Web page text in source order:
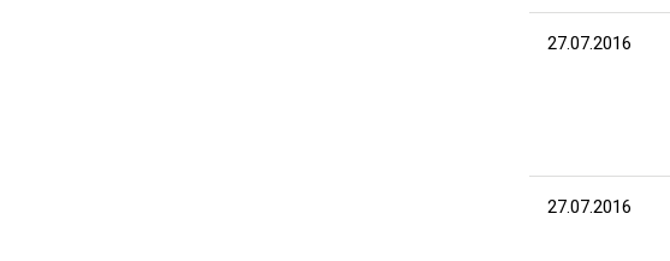
27.07.2016
27.07.2016